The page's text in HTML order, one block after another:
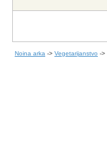
Noina arka -> Vegetarijanstvo ->